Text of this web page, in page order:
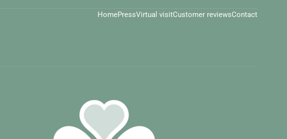
HomePressVirtual visitCustomer reviewsContact